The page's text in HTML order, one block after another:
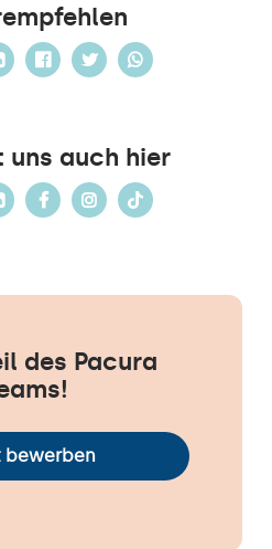
uns auch hier
des Pacura
bewerben